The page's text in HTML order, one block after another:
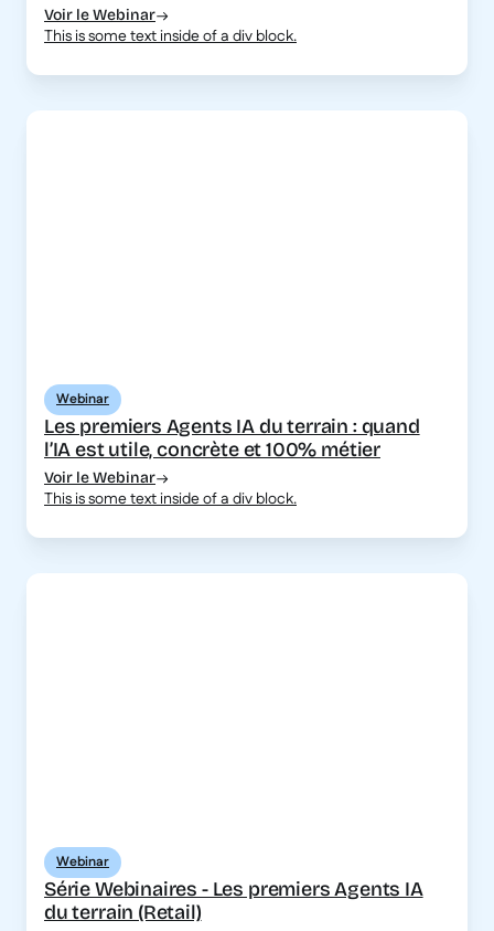
Voir le Webinar
This is some text inside of a div block.
Webinar
Les premiers Agents IA du terrain : quand
l’IA est utile, concrète et 100% métier
Voir le Webinar
This is some text inside of a div block.
Webinar
Série Webinaires - Les premiers Agents IA
du terrain (Retail)